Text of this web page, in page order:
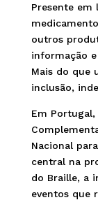
Presente em
outros
informação
Mais do que
inclusão,
Em
Nacional
central na
do Braille, a
eventos que